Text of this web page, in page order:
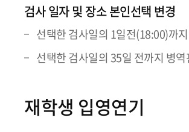
검사 일자 및 장소 본인선택 변경
선택한 검사일의 1일전(18:00)까
선택한 검사일의 35일 전까지 병
재학생 입영연기